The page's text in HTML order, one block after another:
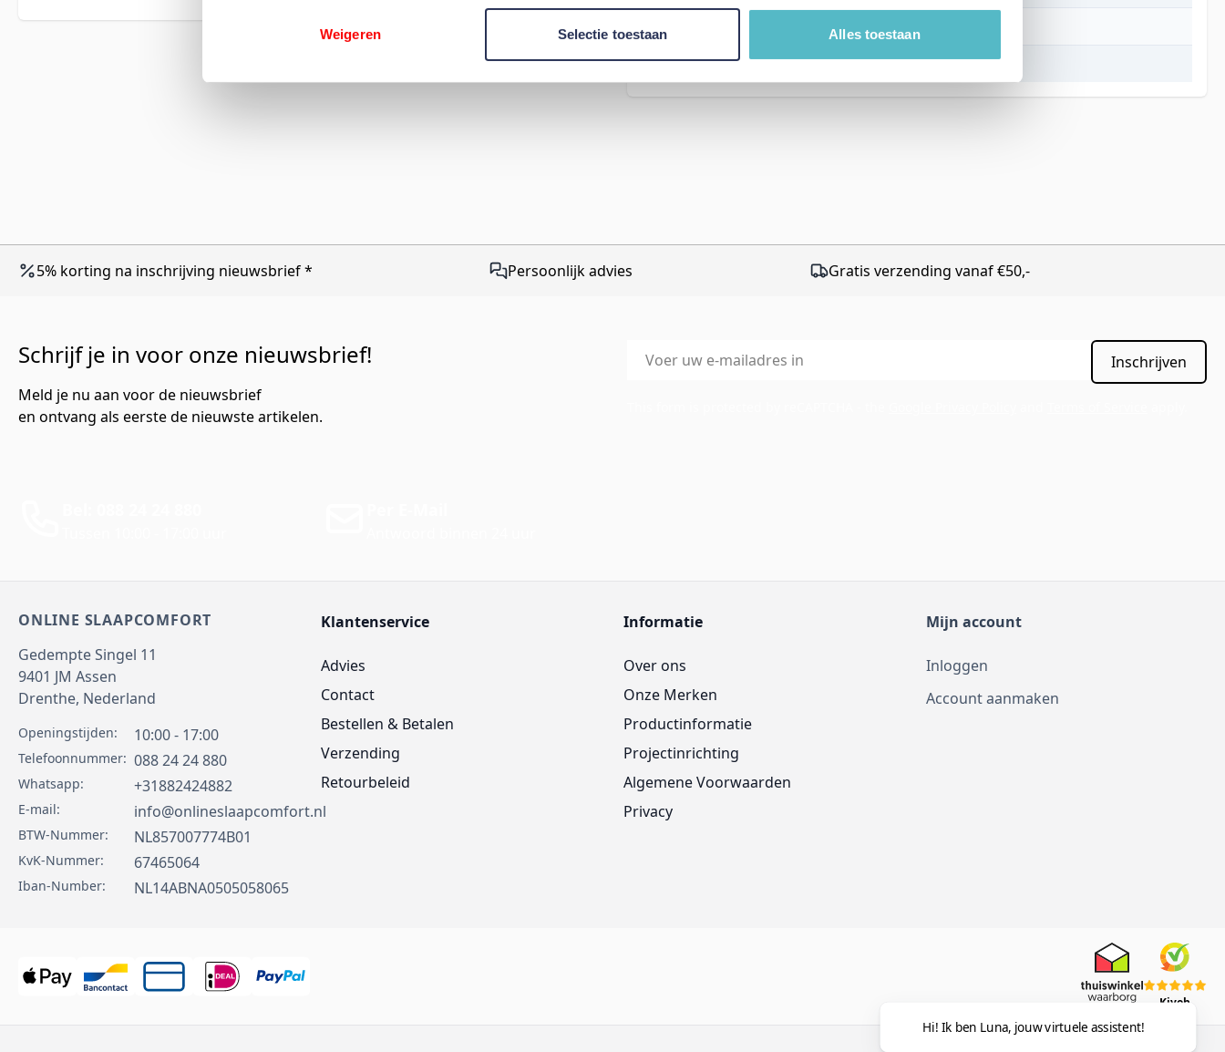
Weigeren Selectie toestaan Alles toestaan
Hoogte
89 cm
5% korting na inschrijving nieuwsbrief * Persoonlijk advies Gratis verzending vanaf €50,-
Schrijf je in voor onze nieuwsbrief!
Meld je nu aan voor de nieuwsbrief
en ontvang als eerste de nieuwste artikelen.
E-mailadres
Inschrijven
ONLINE SLAAPCOMFORT
Gedempte Singel 11
9401 JM Assen
Drenthe, Nederland
Openingstijden: 10:00 - 17:00
Telefoonnummer: 088 24 24 880
Whatsapp: +31882424882
E-mail: info@onlineslaapcomfort.nl
BTW-Nummer: NL857007774B01
KvK-Nummer: 67465064
Iban-Number: NL14ABNA0505058065
Klantenservice
Advies
Contact
Bestellen & Betalen
Verzending
Retourbeleid
Informatie
Over ons
Onze Merken
Productinformatie
Projectinrichting
Algemene Voorwaarden
Privacy
Mijn account
Inloggen
Account aanmaken
Kiyoh
Hi! Ik ben Luna, jouw virtuele assistent!